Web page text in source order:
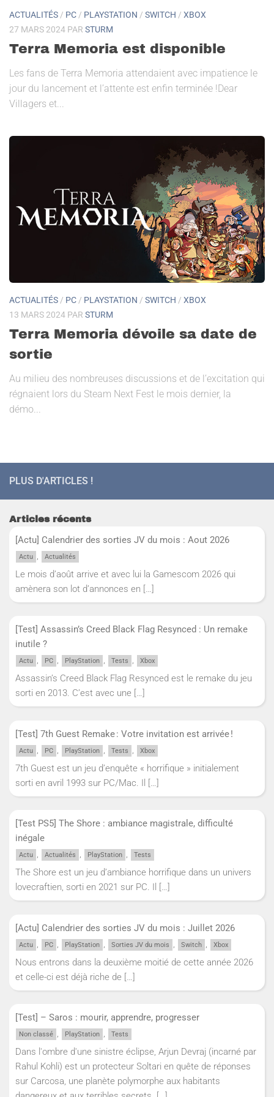
ACTUALITÉS / PC / PLAYSTATION / SWITCH / XBOX
27 MARS 2024 PAR STURM
Terra Memoria est disponible
Les fans de Terra Memoria attendaient avec impatience le
jour du lancement et l’attente est enfin terminée !Dear
Villagers et...
ACTUALITÉS / PC / PLAYSTATION / SWITCH / XBOX
13 MARS 2024 PAR STURM
Terra Memoria dévoile sa date de
sortie
Au milieu des nombreuses discussions et de l’excitation qui
régnaient lors du Steam Next Fest le mois dernier, la
démo...
PLUS D'ARTICLES !
Articles récents
[Actu] Calendrier des sorties JV du mois : Aout 2026
Actu , Actualités
Le mois d’août arrive et avec lui la Gamescom 2026 qui
amènera son lot d’annonces en […]
[Test] Assassin’s Creed Black Flag Resynced : Un remake
inutile ?
Actu , PC , PlayStation , Tests , Xbox
Assassin’s Creed Black Flag Resynced est le remake du jeu
sorti en 2013. C’est avec une […]
[Test] 7th Guest Remake : Votre invitation est arrivée !
Actu , PC , PlayStation , Tests , Xbox
7th Guest est un jeu d’enquête « horrifique » initialement
sorti en avril 1993 sur PC/Mac. Il […]
[Test PS5] The Shore : ambiance magistrale, difficulté
inégale
Actu , Actualités , PlayStation , Tests
The Shore est un jeu d’ambiance horrifique dans un univers
lovecraftien, sorti en 2021 sur PC. Il
[…]
[Actu] Calendrier des sorties JV du mois : Juillet 2026
Actu , PC , PlayStation , Sorties JV du mois , Switch , Xbox
Nous entrons dans la deuxième moitié de cette année 2026
et celle-ci est déjà riche de […]
[Test] – Saros : mourir, apprendre, progresser
Non classé , PlayStation , Tests
Dans l'ombre d'une sinistre éclipse, Arjun Devraj (incarné par
Rahul Kohli) est un protecteur Soltari en quête de réponses
sur Carcosa, une planète polymorphe aux habitants